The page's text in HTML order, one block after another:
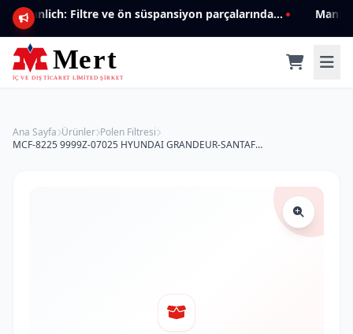
Mannlich: Filtre ve ön süspansiyon parçalarında genişleyen ürün yelpazesiyle kalite ve güven.
Ana Sayfa Ürünler Polen Filtresi
MCF-8225 9999Z-07025 HYUNDAI GRANDEUR-SANTAFE II-2.2-2.7- SONATA V /KIA MAGENTIS I-II POLEN FİLTRESİ